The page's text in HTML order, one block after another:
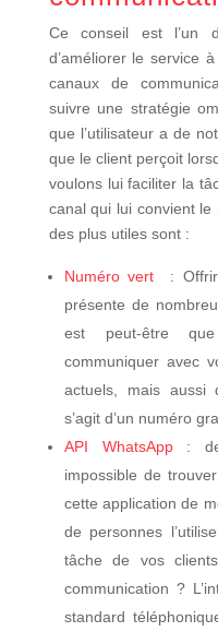
Ce conseil est l’un
d’améliorer le service
canaux de
suivre une stratégie
que l’utilisateur a de
que le client perçoit
voulons lui faciliter la
canal qui lui convient
des plus utiles sont :
Numéro vert : Offrir
présente de
est peut-être
communiquer avec
actuels, mais aussi
s’agit d’un numéro
API WhatsApp: de
impossible de
cette application de
de personnes
tâche de vos
communication ?
standard